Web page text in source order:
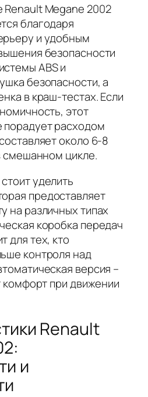
Renault Megane 2002
благодаря
и удобным
безопасности
ABS и
безопасности, а
в краш-тестах.Если
этот
порадует расходом
около 6-8
смешанном цикле.
уделить
предоставляет
на различных типах
коробка передач
для тех, кто
контроля над
версия –
комфорт при движении
Renault
и